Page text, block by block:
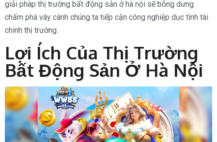
giải pháp thị trường bất động sản ở hà nội sẽ bỗng dưng
chấm phá vây cánh chúng ta tiếp cận công nghiệp dục tình tài
chính thị trường.
Lợi Ích Của Thị Trường
Bất Động Sản Ở Hà Nội